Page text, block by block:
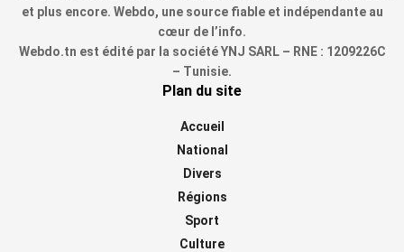
et plus encore. Webdo, une source fiable et indépendante au
cœur de l’info.
Webdo.tn est édité par la société YNJ SARL – RNE : 1209226C
– Tunisie.
Plan du site
Accueil
National
Divers
Régions
Sport
Culture